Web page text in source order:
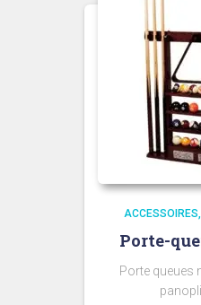
ACCESSOIRES
Porte-
Porte queues